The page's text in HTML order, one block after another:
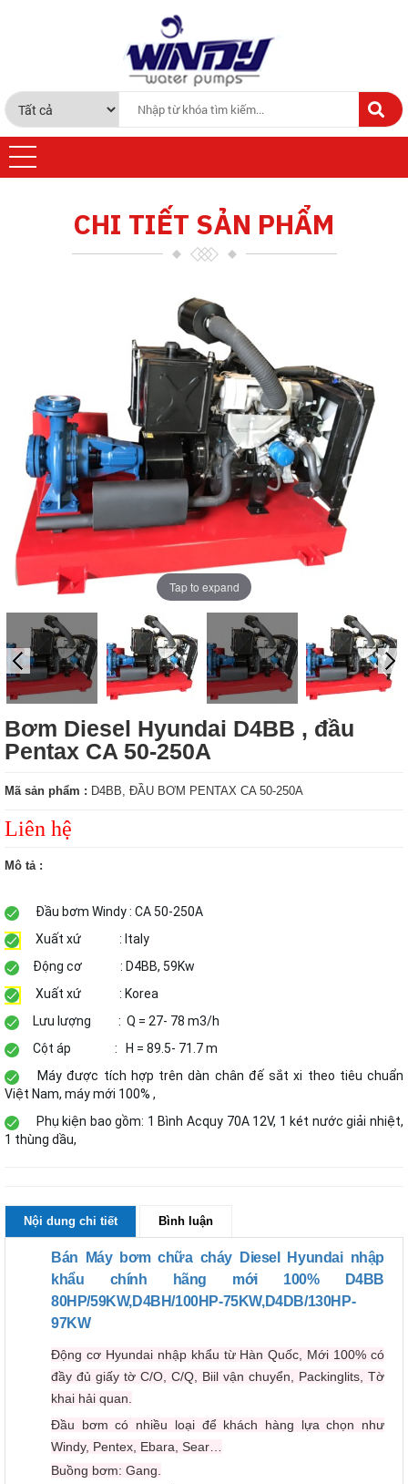
CHI TIẾT SẢN PHẨM
Tap to expand
Bơm Diesel Hyundai D4BB , đầu
Pentax CA 50-250A
Mã sản phẩm : D4BB, ĐẦU BƠM PENTAX CA 50-250A
Liên hệ
Mô tả :
Đầu bơm Windy : CA 50-250A
Xuất xứ : Italy
Động cơ
: D4BB, 59Kw
Xuất xứ : Korea
Lưu lượng : Q = 27- 78 m3/h
Cột áp : H = 89.5- 71.7 m
Máy được tích hợp trên dàn chân đế sắt xi theo tiêu chuẩn
Việt Nam, máy mới 100% ,
Phụ kiện bao gồm: 1 Bình Acquy 70A 12V, 1 két nước giải nhiệt,
1 thùng dầu,
Nội dung chi tiết Bình luận
Bán Máy bơm chữa cháy Diesel Hyundai nhập
khẩu chính hãng mới 100% D4BB
80HP/59KW,D4BH/100HP-75KW,D4DB/130HP-
97KW
Động cơ Hyundai nhập khẩu từ Hàn Quốc, Mới 100% có
đầy đủ giấy tờ C/O, C/Q, Biil vận chuyển, Packinglits, Tờ
khai hải quan.
Đầu bơm có nhiều loại để khách hàng lựa chọn như
Windy, Pentex, Ebara, Sear…
Buồng bơm: Gang.